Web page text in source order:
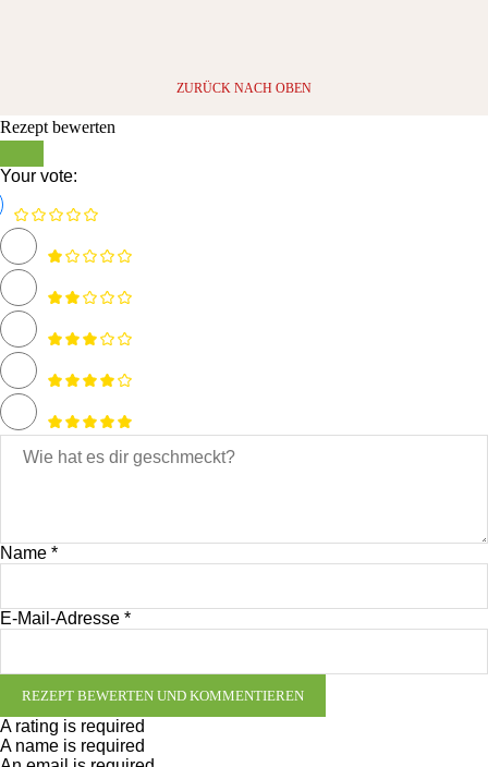
ZURÜCK NACH OBEN
Rezept bewerten
Your vote:
Name *
E-Mail-Adresse *
REZEPT BEWERTEN UND KOMMENTIEREN
A rating is required
A name is required